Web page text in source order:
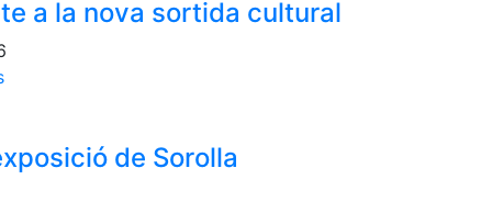
a la nova sortida cultural
de Sorolla